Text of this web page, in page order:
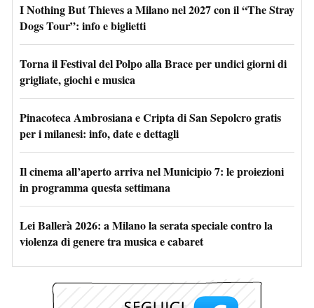
I Nothing But Thieves a Milano nel 2027 con il “The Stray
Dogs Tour”: info e biglietti
Torna il Festival del Polpo alla Brace per undici giorni di
grigliate, giochi e musica
Pinacoteca Ambrosiana e Cripta di San Sepolcro gratis
per i milanesi: info, date e dettagli
Il cinema all’aperto arriva nel Municipio 7: le proiezioni
in programma questa settimana
Lei Ballerà 2026: a Milano la serata speciale contro la
violenza di genere tra musica e cabaret